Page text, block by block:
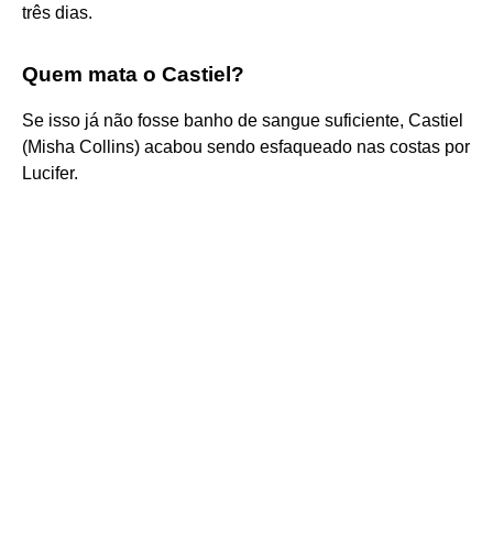
três dias.
Quem mata o Castiel?
Se isso já não fosse banho de sangue suficiente, Castiel
(Misha Collins) acabou sendo esfaqueado nas costas por
Lucifer.